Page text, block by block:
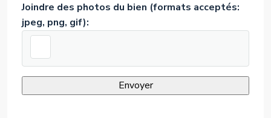
Joindre des photos du bien (formats acceptés:
jpeg, png, gif):